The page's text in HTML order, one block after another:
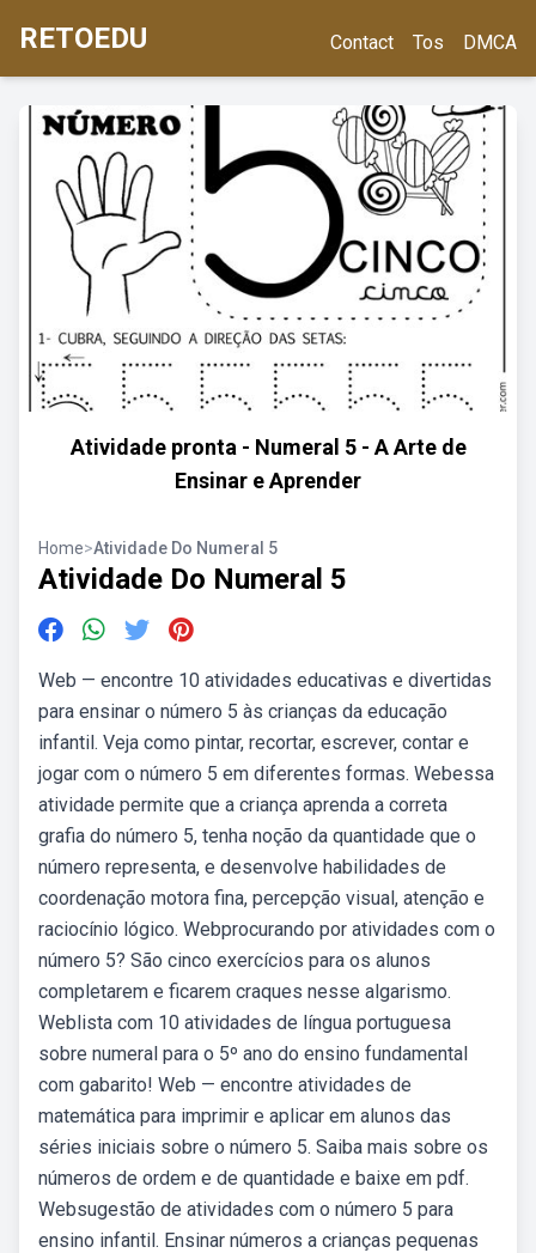
RETOEDU Contact Tos DMCA
Atividade pronta - Numeral 5 - A Arte de
Ensinar e Aprender
Home>Atividade Do Numeral 5
Atividade Do Numeral 5
Web — encontre 10 atividades educativas e divertidas
para ensinar o número 5 às crianças da educação
infantil. Veja como pintar, recortar, escrever, contar e
jogar com o número 5 em diferentes formas. Webessa
atividade permite que a criança aprenda a correta
grafia do número 5, tenha noção da quantidade que o
número representa, e desenvolve habilidades de
coordenação motora fina, percepção visual, atenção e
raciocínio lógico. Webprocurando por atividades com o
número 5? São cinco exercícios para os alunos
completarem e ficarem craques nesse algarismo.
Weblista com 10 atividades de língua portuguesa
sobre numeral para o 5º ano do ensino fundamental
com gabarito! Web — encontre atividades de
matemática para imprimir e aplicar em alunos das
séries iniciais sobre o número 5. Saiba mais sobre os
números de ordem e de quantidade e baixe em pdf.
Websugestão de atividades com o número 5 para
ensino infantil. Ensinar números a crianças pequenas